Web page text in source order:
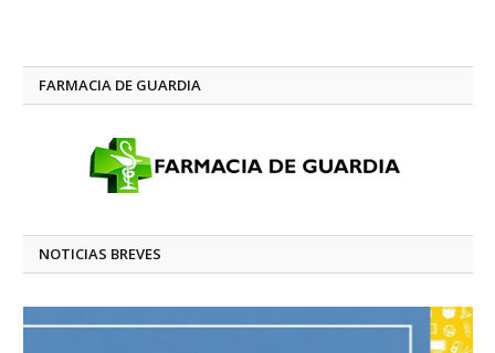
FARMACIA DE GUARDIA
NOTICIAS BREVES